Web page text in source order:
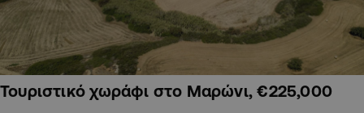
Τουριστικό χωράφι στο Μαρώνι, €225,000